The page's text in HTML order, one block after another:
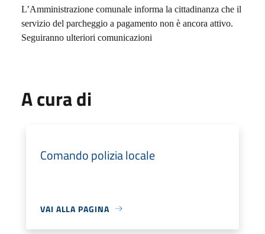
L’Amministrazione comunale informa la cittadinanza che il
servizio del parcheggio a pagamento non è ancora attivo.
Seguiranno ulteriori comunicazioni
A cura di
Comando polizia locale
VAI ALLA PAGINA